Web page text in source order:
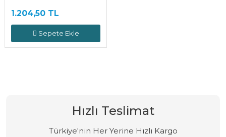
1.204,50 TL
Sepete Ekle
Hızlı Teslimat
Türkiye'nin Her Yerine Hızlı Kargo